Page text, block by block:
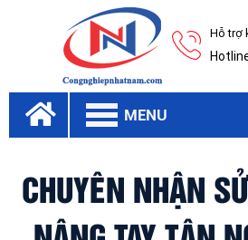
Hỗ trợ
MENU
CHUYÊN NHẬN